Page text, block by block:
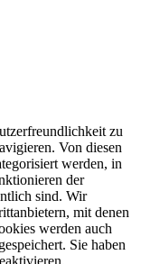
zu
Von diesen
werden, in
der
sind. Wir
mit denen
werden auch
Sie haben